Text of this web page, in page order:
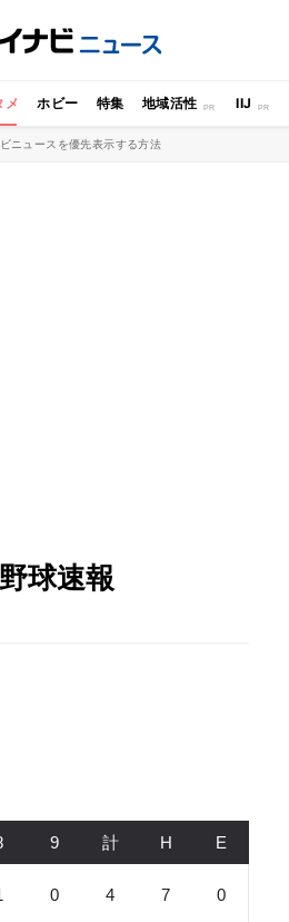
メ ホビー 特集 地域活性 IIJ
ニュースを優先表示する方法
球速報
9 計 H E
0 4 7 0